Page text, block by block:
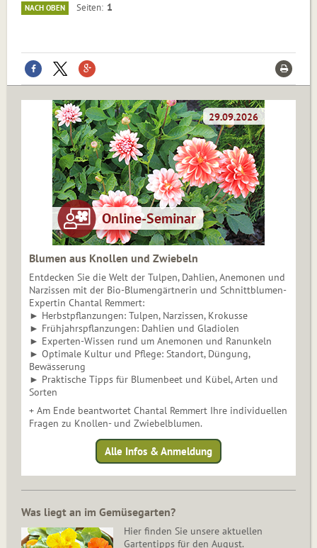
NACH OBEN Seiten 1
Blumen aus Knollen und Zwiebeln
Entdecken Sie die Welt der Tulpen, Dahlien, Anemonen und
Narzissen mit der Bio-Blumengärtnerin und Schnittblumen-
Expertin Chantal Remmert:
► Herbstpflanzungen: Tulpen, Narzissen, Krokusse
► Frühjahrspflanzungen: Dahlien und Gladiolen
► Experten-Wissen rund um Anemonen und Ranunkeln
► Optimale Kultur und Pflege: Standort, Düngung,
Bewässerung
► Praktische Tipps für Blumenbeet und Kübel, Arten und
Sorten
+ Am Ende beantwortet Chantal Remmert Ihre individuellen
Fragen zu Knollen- und Zwiebelblumen.
Alle Infos & Anmeldung
Was liegt an im Gemüsegarten?
Hier finden Sie unsere aktuellen
Gartentipps für den August.